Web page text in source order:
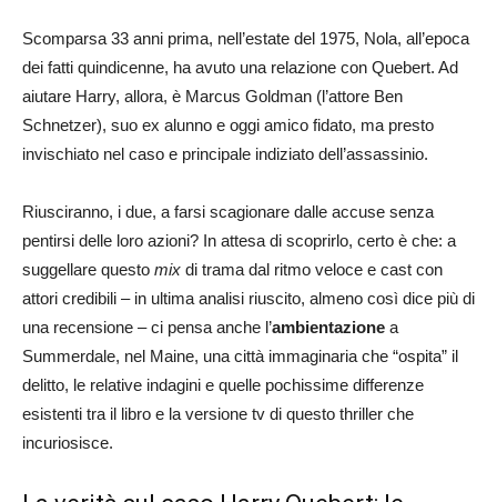
Scomparsa 33 anni prima, nell’estate del 1975, Nola, all’epoca
dei fatti quindicenne, ha avuto una relazione con Quebert. Ad
aiutare Harry, allora, è Marcus Goldman (l’attore Ben
Schnetzer), suo ex alunno e oggi amico fidato, ma presto
invischiato nel caso e principale indiziato dell’assassinio.
Riusciranno, i due, a farsi scagionare dalle accuse senza
pentirsi delle loro azioni? In attesa di scoprirlo, certo è che: a
suggellare questo mix di trama dal ritmo veloce e cast con
attori credibili – in ultima analisi riuscito, almeno così dice più di
una recensione – ci pensa anche l’ambientazione a
Summerdale, nel Maine, una città immaginaria che “ospita” il
delitto, le relative indagini e quelle pochissime differenze
esistenti tra il libro e la versione tv di questo thriller che
incuriosisce.